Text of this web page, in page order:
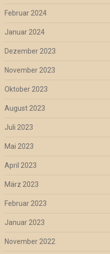
Februar 2024
Januar 2024
Dezember 2023
November 2023
Oktober 2023
August 2023
Juli 2023
Mai 2023
April 2023
März 2023
Februar 2023
Januar 2023
November 2022